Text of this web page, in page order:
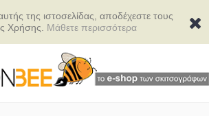
της ιστοσελίδας, αποδέχεστε τους
Χρήσης. Μάθετε περισσότερα